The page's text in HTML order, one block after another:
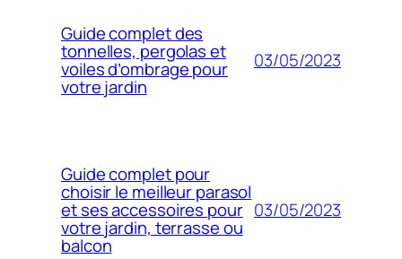
Guide complet des
tonnelles, pergolas et
voiles d’ombrage pour
votre jardin
03/05/2023
Guide complet pour
choisir le meilleur parasol
et ses accessoires pour
votre jardin, terrasse ou
balcon
03/05/2023